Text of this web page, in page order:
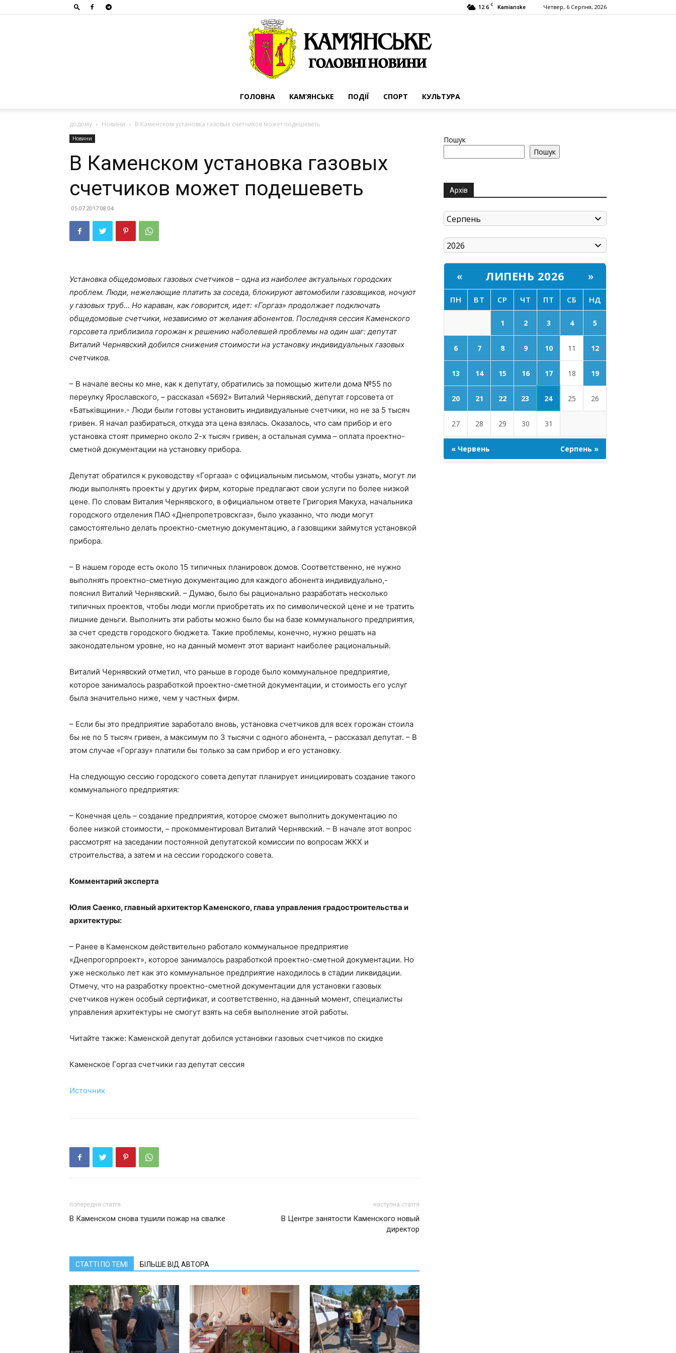
12.6 C Kamianske Четвер, 6 Серпня, 2026
ГОЛОВНА КАМ’ЯНСЬКЕ ПОДІЇ СПОРТ КУЛЬТУРА
додому Новини В Каменском установка газовых счетчиков может подешеветь
Новини
В Каменском установка газовых
счетчиков может подешеветь
05.07.2017 08:04
Установка общедомовых газовых счетчиков – одна из наиболее актуальных городских
проблем. Люди, нежелающие платить за соседа, блокируют автомобили газовщиков, ночуют
у газовых труб… Но караван, как говорится, идет: «Горгаз» продолжает подключать
общедомовые счетчики, независимо от желания абонентов. Последняя сессия Каменского
горсовета приблизила горожан к решению наболевшей проблемы на один шаг: депутат
Виталий Чернявский добился снижения стоимости на установку индивидуальных газовых
счетчиков.
– В начале весны ко мне, как к депутату, обратились за помощью жители дома №55 по
переулку Ярославского, – рассказал «5692» Виталий Чернявский, депутат горсовета от
«Батьківщини».- Люди были готовы установить индивидуальные счетчики, но не за 5 тысяч
гривен. Я начал разбираться, откуда эта цена взялась. Оказалось, что сам прибор и его
установка стоят примерно около 2-х тысяч гривен, а остальная сумма – оплата проектно-
сметной документации на установку прибора.
Депутат обратился к руководству «Горгаза» с официальным письмом, чтобы узнать, могут ли
люди выполнять проекты у других фирм, которые предлагают свои услуги по более низкой
цене. По словам Виталия Чернявского, в официальном ответе Григория Макуха, начальника
городского отделения ПАО «Днепропетровскгаз», было указанно, что люди могут
самостоятельно делать проектно-сметную документацию, а газовщики займутся установкой
прибора.
– В нашем городе есть около 15 типичных планировок домов. Соответственно, не нужно
выполнять проектно-сметную документацию для каждого абонента индивидуально,-
пояснил Виталий Чернявский. – Думаю, было бы рационально разработать несколько
типичных проектов, чтобы люди могли приобретать их по символической цене и не тратить
лишние деньги. Выполнить эти работы можно было бы на базе коммунального предприятия,
за счет средств городского бюджета. Такие проблемы, конечно, нужно решать на
законодательном уровне, но на данный момент этот вариант наиболее рациональный.
Виталий Чернявский отметил, что раньше в городе было коммунальное предприятие,
которое занималось разработкой проектно-сметной документации, и стоимость его услуг
была значительно ниже, чем у частных фирм.
– Если бы это предприятие заработало вновь, установка счетчиков для всех горожан стоила
бы не по 5 тысяч гривен, а максимум по 3 тысячи с одного абонента, – рассказал депутат. – В
этом случае «Горгазу» платили бы только за сам прибор и его установку.
На следующую сессию городского совета депутат планирует инициировать создание такого
коммунального предприятия:
– Конечная цель – создание предприятия, которое сможет выполнить документацию по
более низкой стоимости, – прокомментировал Виталий Чернявский. – В начале этот вопрос
рассмотрят на заседании постоянной депутатской комиссии по вопросам ЖКХ и
строительства, а затем и на сессии городского совета.
Комментарий эксперта
Юлия Саенко, главный архитектор Каменского, глава управления градостроительства и
архитектуры:
– Ранее в Каменском действительно работало коммунальное предприятие
«Днепрогорпроект», которое занималось разработкой проектно-сметной документации. Но
уже несколько лет как это коммунальное предприятие находилось в стадии ликвидации.
Отмечу, что на разработку проектно-сметной документации для установки газовых
счетчиков нужен особый сертификат, и соответственно, на данный момент, специалисты
управления архитектуры не смогут взять на себя выполнение этой работы.
Читайте также: Каменской депутат добился установки газовых счетчиков по скидке
Каменское Горгаз счетчики газ депутат сессия
Источник
попередня стаття
В Каменском снова тушили пожар на свалке
наступна стаття
В Центре занятости Каменского новый
директор
СТАТТІ ПО ТЕМІ БІЛЬШЕ ВІД АВТОРА
Пошук
Пошук
Архів
« ЛИПЕНЬ 2026 »
ПН ВТ СР ЧТ ПТ СБ НД
1 2 3 4 5
6 7 8 9 10 11 12
13 14 15 16 17 18 19
20 21 22 23 24 25 26
27 28 29 30 31
« Червень Серпень »